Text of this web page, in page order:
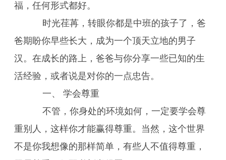
福，任何形式都好。
时光荏苒，转眼你都是中班的孩子了，爸
爸期盼你早些长大，成为一个顶天立地的男子
汉。在成长的路上，爸爸与你分享一些已知的生
活经验，或者说是对你的一点忠告。
一、 学会尊重
不管，你身处的环境如何，一定要学会尊
重别人，这样你才能赢得尊重。当然，这个世界
不是你我想像的那样简单，有些人不值得尊重，